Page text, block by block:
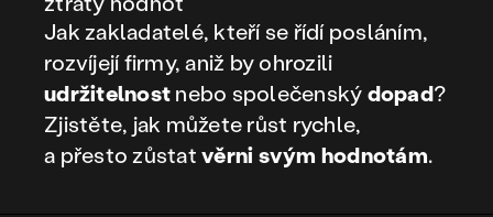
Jak zakladatelé, kteří se řídí posláním,
rozvíjejí firmy, aniž by ohrozili
udržitelnostnebo společenskýdopad?
Zjistěte, jak můžete růst rychle,
a přesto zůstatvěrni svým hodnotám.